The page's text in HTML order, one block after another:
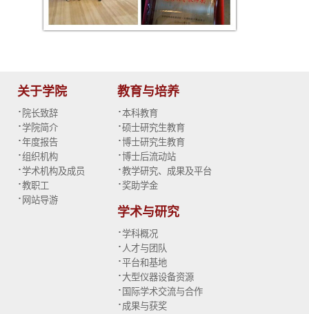
关于学院
· 院长致辞
·学院简介
·年度报告
·组织机构
·学术机构及成员
·教职工
· 网站导游
教育与培养
·本科教育
·硕士研究生教育
·博士研究生教育
·博士后流动站
·教学研究、成果及平台
·奖助学金
学术与研究
·学科概况
· 人才与团队
·平台和基地
·大型仪器设备资源
· 国际学术交流与合作
· 成果与获奖